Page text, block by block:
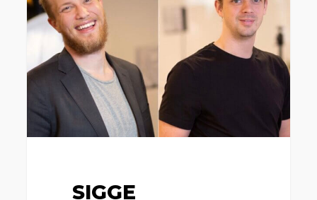
och
Johan
Sellström
ansluter
Storisell
SIGGE